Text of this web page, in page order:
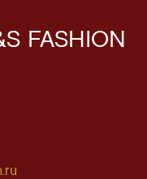
FASHION